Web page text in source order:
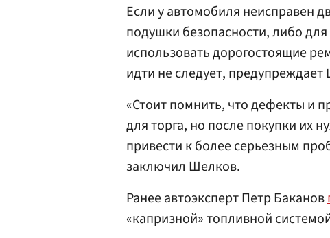
Если у автомобиля неисправен
подушки безопасности, либо
использовать дорогостоящие
идти не следует,
«Стоит помнить, что дефекты
для торга, но после покупки их
привести к более серьезным
заключил Шелков.
Ранее автоэксперт Петр Баканов
«капризной» топливной